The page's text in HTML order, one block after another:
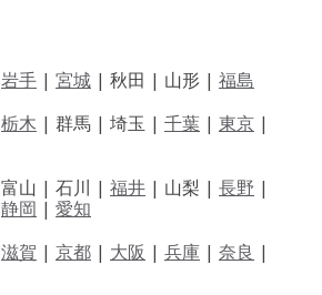
岩手 | 宮城 | 秋田 | 山形 | 福島
栃木 | 群馬 | 埼玉 | 千葉 | 東京 |
富山 | 石川 | 福井 | 山梨 | 長野 |
静岡 | 愛知
滋賀 | 京都 | 大阪 | 兵庫 | 奈良 |